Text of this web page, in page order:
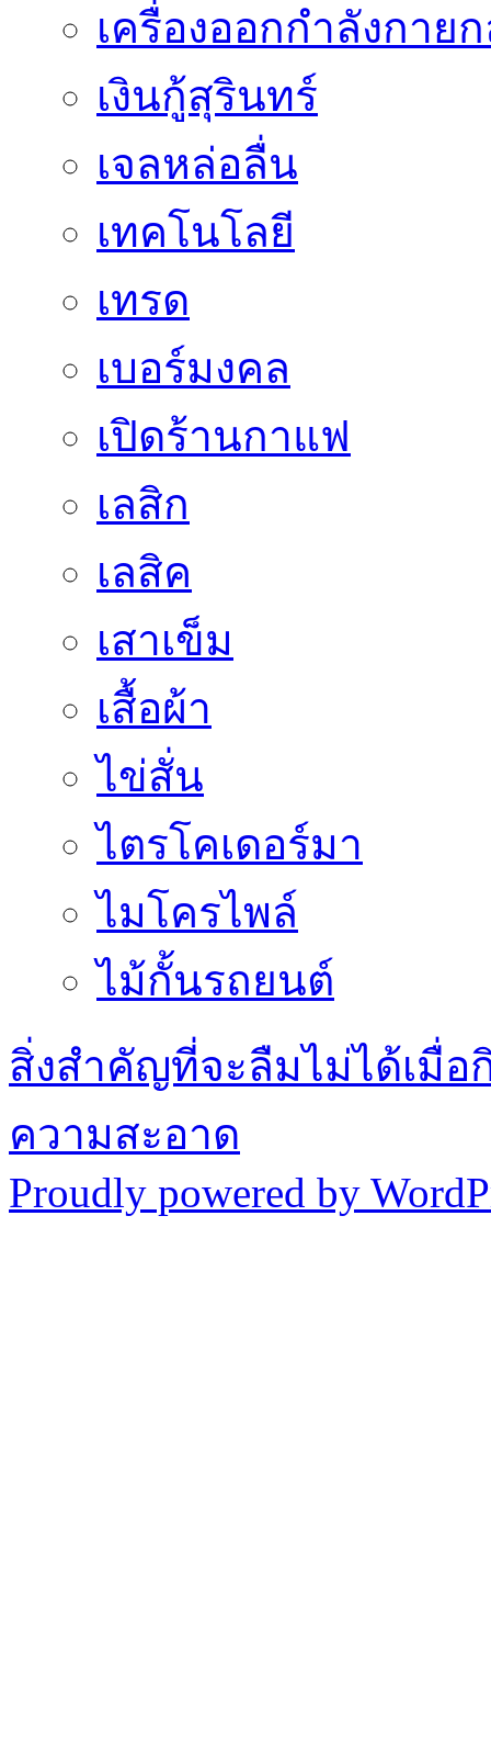
เครื่องออกกำลังกาย
เงินกู้สุรินทร์
เจลหล่อลื่น
เทคโนโลยี
เทรด
เบอร์มงคล
เปิดร้านกาแฟ
เลสิก
เลสิค
เสาเข็ม
เสื้อผ้า
ไข่สั่น
ไตรโคเดอร์มา
ไมโครไพล์
ไม้กั้นรถยนต์
สิ่งสำคัญที่จะลืมไม่ได้เมื่อ
ความสะอาด
Proudly powered by